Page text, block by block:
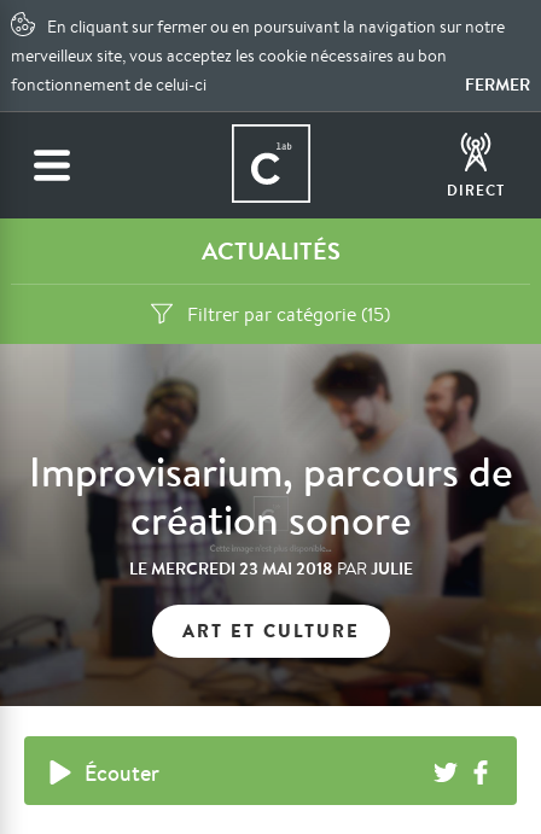
En cliquant sur fermer ou en poursuivant la navigation sur notre
merveilleux site, vous acceptez les cookie nécessaires au bon
fonctionnement de celui-ci
FERMER
DIRECT
ACTUALITÉS
Filtrer par catégorie (15)
Improvisarium, parcours de
création sonore
LEMERCREDI 23 MAI 2018PARJULIE
ART ET CULTURE
Écouter